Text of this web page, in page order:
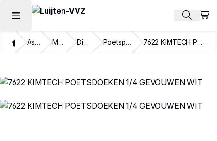
Hoofdmenu openen Zoek
ThuisAssortiment Materialen Disposables Poetspapier en doeken 7622 KIMTECH POETSDOEKEN 1/4 GEVOUWEN WIT